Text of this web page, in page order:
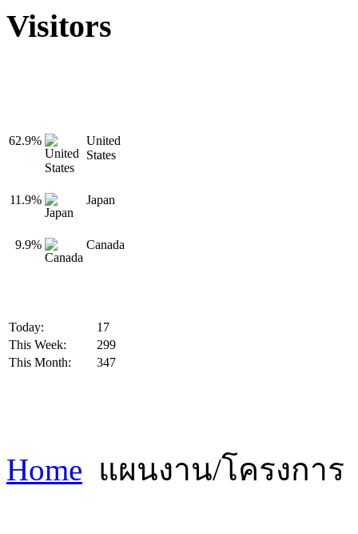
Visitors
62.9%
United
States
11.9% Japan
9.9% Canada
Today:
17
This Week:
299
This Month:
347
Home แผนงาน/โครงการ